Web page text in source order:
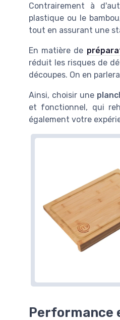
Contrairement à
plastique ou le
tout en assurant une
En matière de
réduit les risques de
découpes. On en
Ainsi, choisir une
et fonctionnel, qui
également votre
Performance